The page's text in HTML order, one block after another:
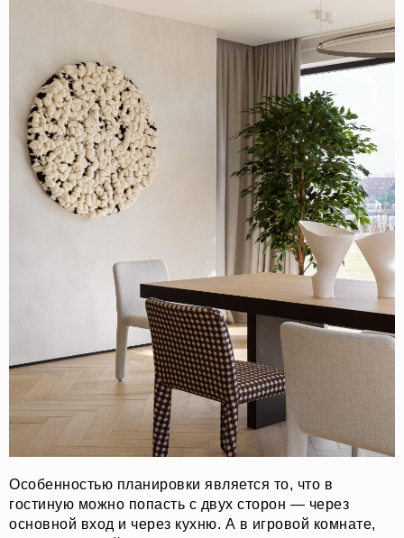
Особенностью планировки является то, что в
гостиную можно попасть с двух сторон — через
основной вход и через кухню. А в игровой комнате,